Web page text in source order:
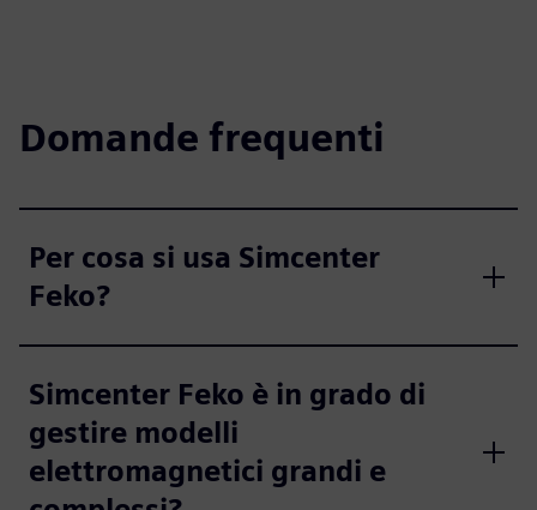
Domande frequenti
Per cosa si usa Simcenter
Feko?
Simcenter Feko è in grado di
gestire modelli
elettromagnetici grandi e